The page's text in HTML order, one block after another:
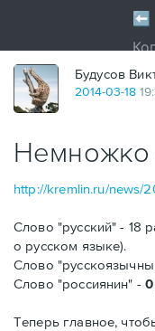
Будусов
2014-03-18
Немножко
http://kremlin.ru/news/
Слово "русский" - 18
о русском языке).
Слово
Слово "россиянин" - 0
Теперь главное,